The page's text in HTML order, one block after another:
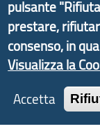
delle valli
informazioni ed
d'Area Antola-
pulsante
prestare,
consenso, in
Visualizza la
Accetta